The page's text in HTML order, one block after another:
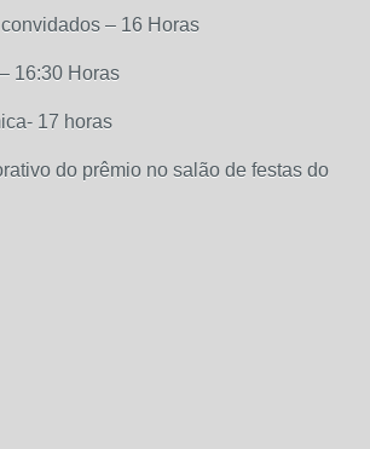
– 16 Horas
16:30 Horas
17 horas
do prêmio no salão de festas do